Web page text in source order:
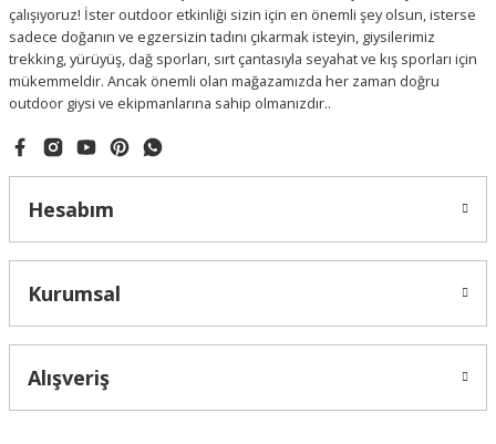
çalışıyoruz! İster outdoor etkinliği sizin için en önemli şey olsun, isterse
sadece doğanın ve egzersizin tadını çıkarmak isteyin, giysilerimiz
trekking, yürüyüş, dağ sporları, sırt çantasıyla seyahat ve kış sporları için
mükemmeldir. Ancak önemli olan mağazamızda her zaman doğru
outdoor giysi ve ekipmanlarına sahip olmanızdır..
Hesabım
Kurumsal
Alışveriş